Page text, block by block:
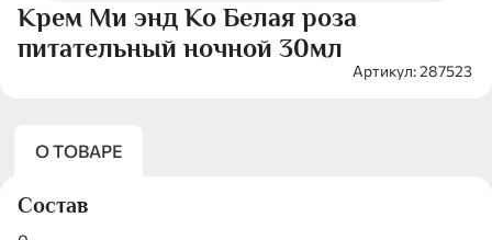
Крем Ми энд Ко Белая роза
питательный ночной 30мл
Артикул: 287523
О ТОВАРЕ
Состав